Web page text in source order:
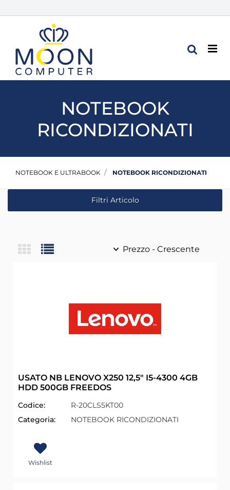
NOTEBOOK
RICONDIZIONATI
NOTEBOOK E ULTRABOOK NOTEBOOK RICONDIZIONATI
Filtri Articolo
USATO NB LENOVO X250 12,5" I5-4300 4GB
HDD 500GB FREEDOS
Codice:
R-20CLS5KT00
Categoria:
NOTEBOOK RICONDIZIONATI
Wishlist